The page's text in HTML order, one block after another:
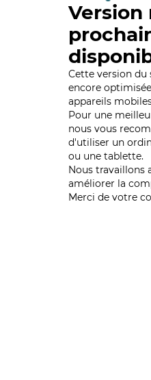
Version
Cette version du
encore
appareils
Pour une
nous vous
d'utiliser un
ou une tablette.
Nous travaillons
améliorer la
Merci de votre